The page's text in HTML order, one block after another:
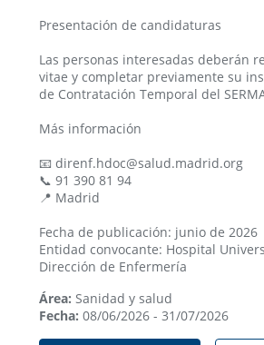
Presentación de candidaturas
Las personas interesadas deberán
vitae y completar previamente su
de Contratación Temporal del
Más información
📧 direnf.hdoc@salud.madrid.org
📞 91 390 81 94
📍 Madrid
Fecha de publicación: junio de 2026
Entidad convocante: Hospital
Dirección de Enfermería
Área: Sanidad y salud
Fecha: 08/06/2026 - 31/07/2026